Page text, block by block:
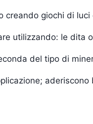
creando giochi di
utilizzando: le dita
del tipo di